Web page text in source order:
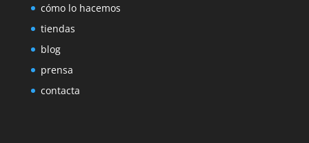
cómo lo hacemos
tiendas
blog
prensa
contacta